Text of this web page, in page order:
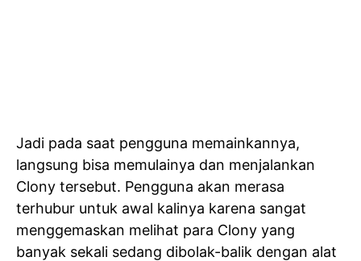
Jadi pada saat pengguna memainkannya,
langsung bisa memulainya dan menjalankan
Clony tersebut. Pengguna akan merasa
terhubur untuk awal kalinya karena sangat
menggemaskan melihat para Clony yang
banyak sekali sedang dibolak-balik dengan alat